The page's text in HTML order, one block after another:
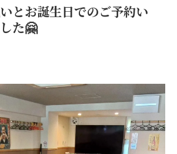
とお誕生日でのご予約い
た🤗